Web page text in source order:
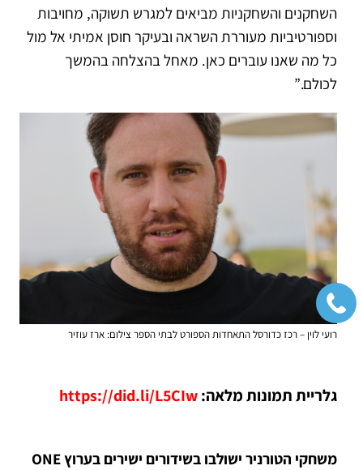
השחקנים והשחקניות מביאים למגרש תשוקה, מחויבות
וספורטיביות מעוררת השראה ובעיקר חוסן אמיתי אל מול
כל מה שאנו עוברים כאן. מאחל בהצלחה בהמשך
לכולם.”
רועי לוין – רכז כדורסל התאחדות הספורט לבתי הספר צילום: ארז עוזיר
גלריית תמונות מלאה:https://did.li/L5CIw
משחקי הטורניר ישולבו בשידורים ישירים בערוץ ONE